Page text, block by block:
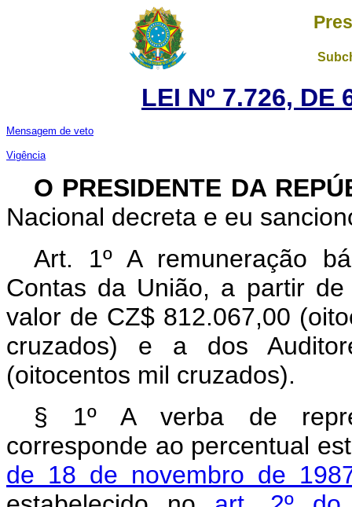
LEI Nº 7.726, DE
Mensagem de veto
Vigência
O PRESIDENTE DA
Nacional decreta e eu
Art. 1º A remuneração
Contas da União, a partir
valor de CZ$ 812.067,00
cruzados) e a dos
(oitocentos mil cruzados).
§ 1º A verba de
corresponde ao percentual
de 18 de novembro de